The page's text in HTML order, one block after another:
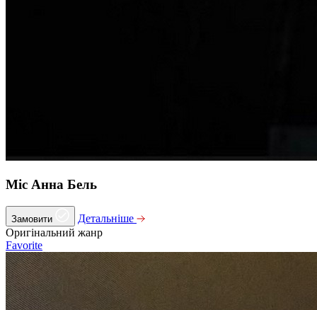
Міс Анна Бель
Замовити
Детальніше
Оригінальний жанр
Favorite